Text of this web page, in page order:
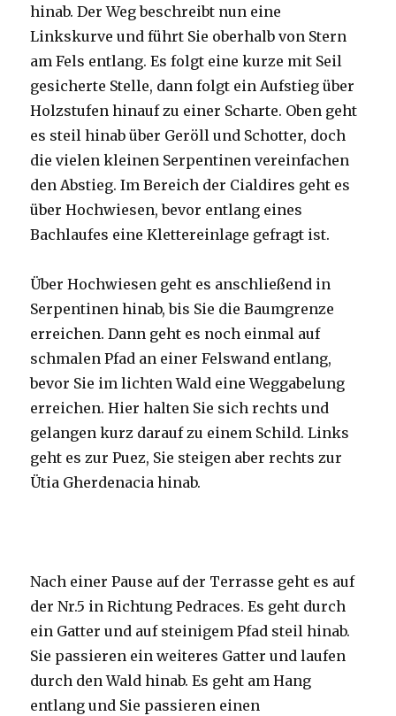
hinab. Der Weg beschreibt nun eine
Linkskurve und führt Sie oberhalb von Stern
am Fels entlang. Es folgt eine kurze mit Seil
gesicherte Stelle, dann folgt ein Aufstieg über
Holzstufen hinauf zu einer Scharte. Oben geht
es steil hinab über Geröll und Schotter, doch
die vielen kleinen Serpentinen vereinfachen
den Abstieg. Im Bereich der Cialdires geht es
über Hochwiesen, bevor entlang eines
Bachlaufes eine Klettereinlage gefragt ist.
Über Hochwiesen geht es anschließend in
Serpentinen hinab, bis Sie die Baumgrenze
erreichen. Dann geht es noch einmal auf
schmalen Pfad an einer Felswand entlang,
bevor Sie im lichten Wald eine Weggabelung
erreichen. Hier halten Sie sich rechts und
gelangen kurz darauf zu einem Schild. Links
geht es zur Puez, Sie steigen aber rechts zur
Ütia Gherdenacia hinab.
Nach einer Pause auf der Terrasse geht es auf
der Nr.5 in Richtung Pedraces. Es geht durch
ein Gatter und auf steinigem Pfad steil hinab.
Sie passieren ein weiteres Gatter und laufen
durch den Wald hinab. Es geht am Hang
entlang und Sie passieren einen